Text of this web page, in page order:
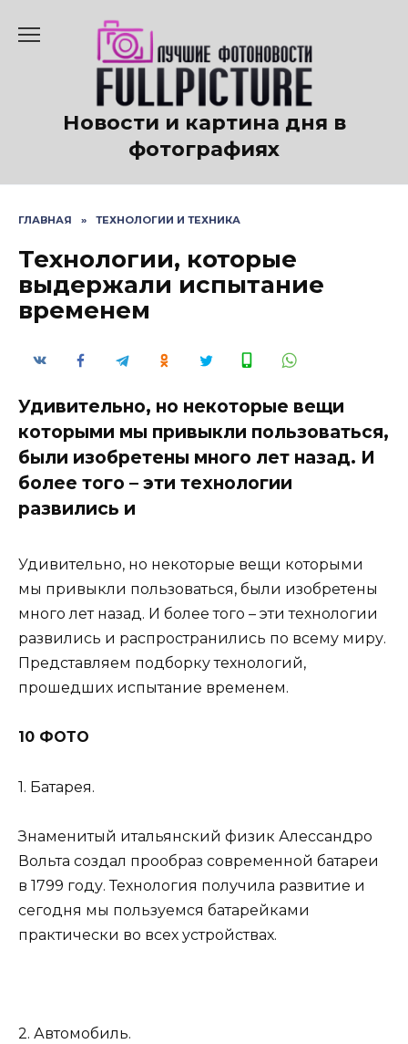
содержанию
Новости и картина дня в
фотографиях
ГЛАВНАЯ » ТЕХНОЛОГИИ И ТЕХНИКА
Технологии, которые
выдержали испытание
временем
Удивительно, но некоторые вещи
которыми мы привыкли пользоваться,
были изобретены много лет назад. И
более того – эти технологии
развились и
Удивительно, но некоторые вещи которыми
мы привыкли пользоваться, были изобретены
много лет назад. И более того – эти технологии
развились и распространились по всему миру.
Представляем подборку технологий,
прошедших испытание временем.
10 ФОТО
1. Батарея.
Знаменитый итальянский физик Алессандро
Вольта создал прообраз современной батареи
в 1799 году. Технология получила развитие и
сегодня мы пользуемся батарейками
практически во всех устройствах.
2. Автомобиль.